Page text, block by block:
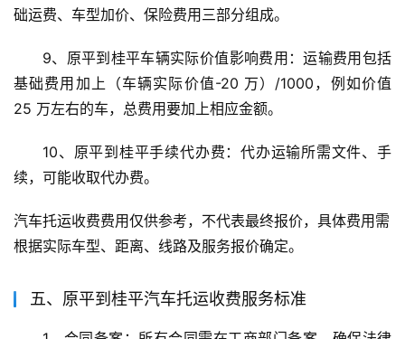
础运费、车型加价、保险费用三部分组成。
9、原平到桂平车辆实际价值影响费用：运输费用包括
基础费用加上（车辆实际价值-20 万）/1000，例如价值
25 万左右的车，总费用要加上相应金额。
10、原平到桂平手续代办费：代办运输所需文件、手
续，可能收取代办费。
汽车托运收费费用仅供参考，不代表最终报价，具体费用需
根据实际车型、距离、线路及服务报价确定。
五、原平到桂平汽车托运收费服务标准